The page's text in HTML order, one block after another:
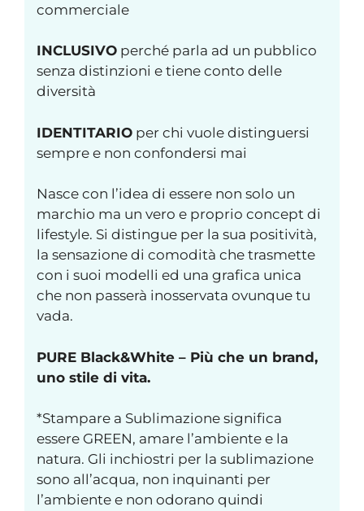
commerciale
INCLUSIVO perché parla ad un pubblico
senza distinzioni e tiene conto delle
diversità
IDENTITARIO per chi vuole distinguersi
sempre e non confondersi mai
Nasce con l’idea di essere non solo un
marchio ma un vero e proprio concept di
lifestyle. Si distingue per la sua positività,
la sensazione di comodità che trasmette
con i suoi modelli ed una grafica unica
che non passerà inosservata ovunque tu
vada.
PURE Black&White – Più che un brand,
uno stile di vita.
*Stampare a Sublimazione significa
essere GREEN, amare l’ambiente e la
natura. Gli inchiostri per la sublimazione
sono all’acqua, non inquinanti per
l’ambiente e non odorano quindi